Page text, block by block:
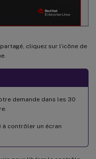
cliquez sur l’icône de
demande dans les 30
à contrôler un écran